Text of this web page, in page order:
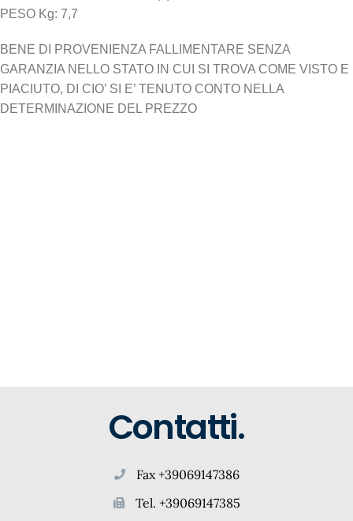
PESO Kg: 7,7
BENE DI PROVENIENZA FALLIMENTARE SENZA
GARANZIA NELLO STATO IN CUI SI TROVA COME VISTO E
PIACIUTO, DI CIO’ SI E’ TENUTO CONTO NELLA
DETERMINAZIONE DEL PREZZO
Contatti.
Fax +39069147386
Tel. +39069147385